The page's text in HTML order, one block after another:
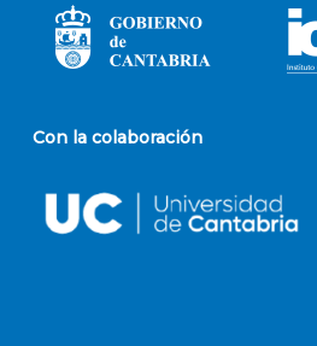
Con la colaboración